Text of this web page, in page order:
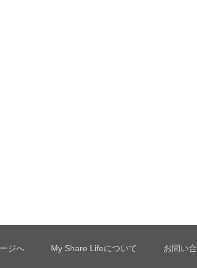
ジへ My Share Lifeについて お問い